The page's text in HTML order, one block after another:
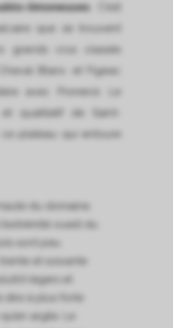
limoneuses . C’est
que se trouvent
grands crus classés
Blanc et Figeac
avec Pomerol. Le
qualitatif de Saint-
plateau qui entoure
du domaine,
ouest du
sont peu
et soixante
légers et
dire à plus forte
argile. Le